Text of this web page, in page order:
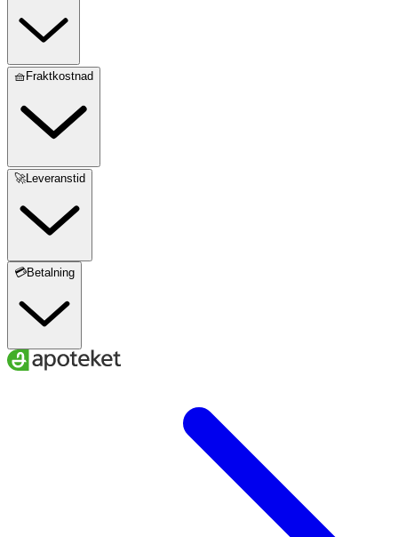
🧺Fraktkostnad
🚀Leveranstid
💳Betalning